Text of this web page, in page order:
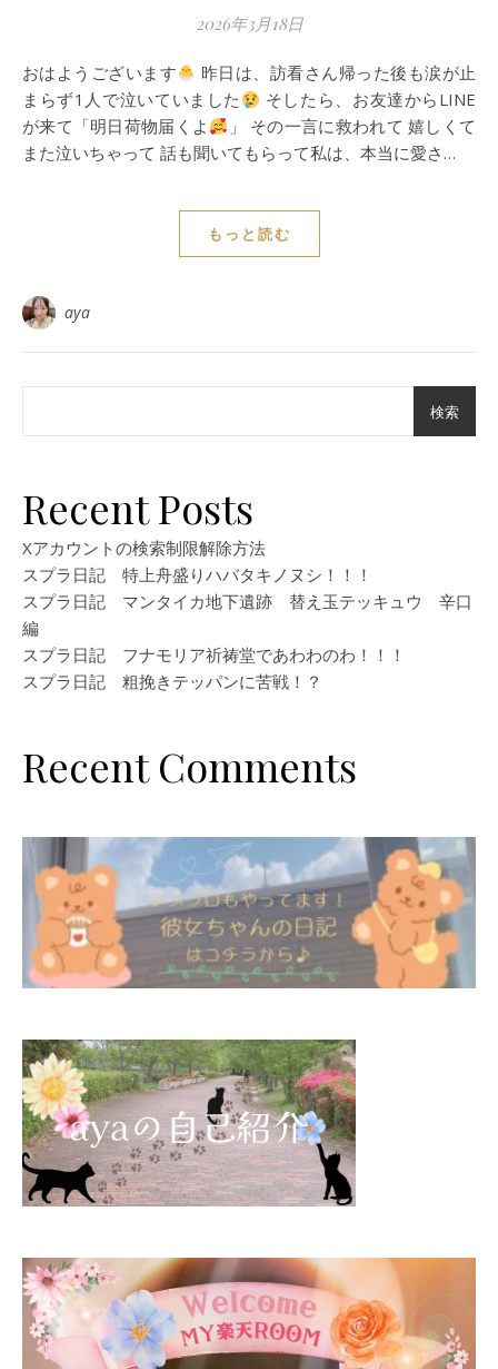
2026年3月18日
おはようございます
昨日は、訪看さん帰った後も涙が止
まらず1人で泣いていました
そしたら、お友達からLINE
が来て「明日荷物届くよ
」 その一言に救われて 嬉しくて
また泣いちゃって 話も聞いてもらって私は、本当に愛さ…
もっと読む
aya
検索
Recent Posts
Xアカウントの検索制限解除方法
スプラ日記 特上舟盛りハバタキノヌシ！！！
スプラ日記 マンタイカ地下遺跡 替え玉テッキュウ 辛口
編
スプラ日記 フナモリア祈祷堂であわわのわ！！！
スプラ日記 粗挽きテッパンに苦戦！？
Recent Comments